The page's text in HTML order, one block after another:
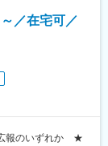
／在宅可／
広報のいずれか ★